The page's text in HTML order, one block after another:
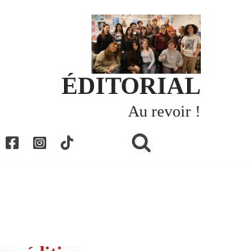
ÉDITORIAL
Au revoir !